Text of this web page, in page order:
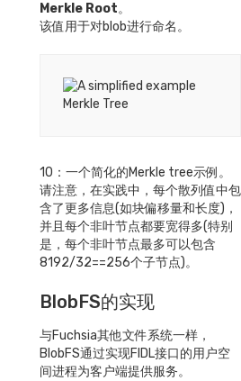
Merkle Root。
该值用于对blob进行命名。
10：一个简化的Merkle tree示例。
请注意，在实践中，每个散列值中包
含了更多信息(如块偏移量和长度)，
并且每个非叶节点都要宽得多(特别
是，每个非叶节点最多可以包含
8192/32==256个子节点)。
BlobFS的实现
与Fuchsia其他文件系统一样，
BlobFS通过实现FIDL接口的用户空
间进程为客户端提供服务。